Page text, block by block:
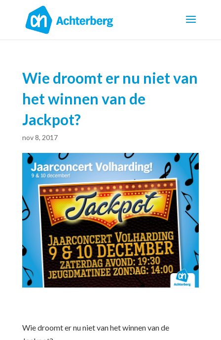
Wie droomt er nu niet van
het winnen van de
Jackpot?
nov 8, 2017
Wie droomt er nu niet van het winnen van de